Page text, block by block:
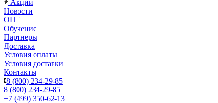
Акции
Новости
ОПТ
Обучение
Партнеры
Доставка
Условия оплаты
Условия доставки
Контакты
8 (800) 234-29-85
8 (800) 234-29-85
+7 (499) 350-62-13